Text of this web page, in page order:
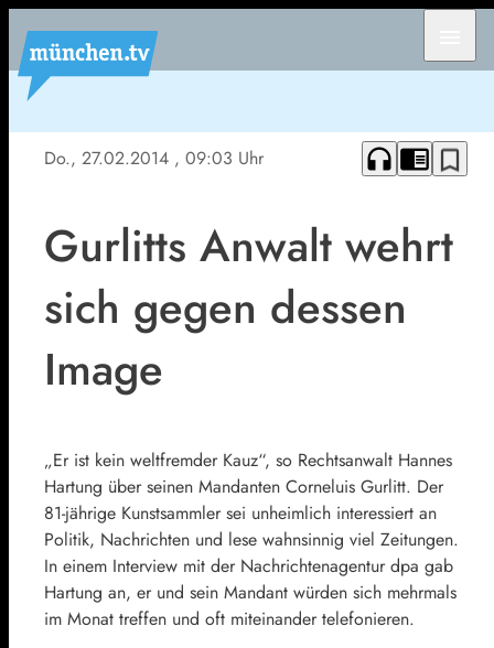
Do., 27.02.2014 , 09:03 Uhr headphones chrome_reader_mode bookmark_border
Gurlitts Anwalt wehrt
sich gegen dessen
Image
„Er ist kein weltfremder Kauz“, so Rechtsanwalt Hannes
Hartung über seinen Mandanten Corneluis Gurlitt. Der
81-jährige Kunstsammler sei unheimlich interessiert an
Politik, Nachrichten und lese wahnsinnig viel Zeitungen.
In einem Interview mit der Nachrichtenagentur dpa gab
Hartung an, er und sein Mandant würden sich mehrmals
im Monat treffen und oft miteinander telefonieren.